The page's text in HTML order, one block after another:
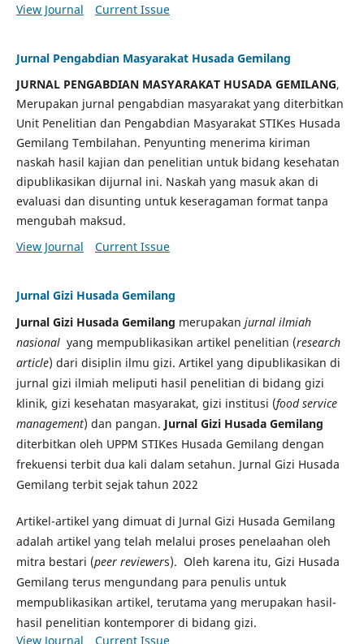
View Journal
Current Issue
Jurnal Pengabdian Masyarakat Husada Gemilang
JURNAL PENGABDIAN MASYARAKAT HUSADA GEMILANG,
Merupakan jurnal pengabdian masyarakat yang diterbitkan
Unit Penelitian dan Pengabdian Masyarakat STIKes Husada
Gemilang Tembilahan. Penyunting menerima kiriman
naskah hasil kajian dan penelitian untuk bidang kesehatan
dipublikasikan dijurnal ini. Naskah yang masuk akan di
evaluasi dan disunting untuk keseragaman format tanpa
mengubah maksud.
View Journal
Current Issue
Jurnal Gizi Husada Gemilang
Jurnal Gizi Husada Gemilang merupakan jurnal ilmiah
nasionalyang mempublikasikan artikel penelitian (research
article) dari disiplin ilmu gizi. Artikel yang dipublikasikan di
jurnal gizi ilmiah meliputi hasil penelitian di bidang gizi
klinik, gizi kesehatan masyarakat, gizi institusi (food service
management) dan pangan. Jurnal Gizi Husada Gemilang
diterbitkan oleh UPPM STIKes Husada Gemilang dengan
frekuensi terbit dua kali dalam setahun. Jurnal Gizi Husada
Gemilang terbit sejak tahun 2022
Artikel-artikel yang dimuat di Jurnal Gizi Husada Gemilang
adalah artikel yang telah melalui proses penelaahan oleh
mitra bestari (peer reviewers). Oleh karena itu, Gizi Husada
Gemilang terus mengundang para penulis untuk
mempublikasikan artikel, terutama yang merupakan hasil-
hasil penelitian kontemporer di bidang gizi.
View Journal
Current Issue